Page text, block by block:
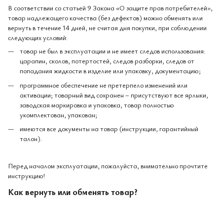
В соответствии со статьей 9 Закона «О защите прав потребителей»,
товар надлежащего качества (без дефектов) можно обменять или
вернуть в течение 14 дней, не считая дня покупки, при соблюдении
следующих условий:
товар не был в эксплуатации и не имеет следов использования:
царапин, сколов, потертостей, следов разборки, следов от
попадания жидкости в изделие или упаковку, документацию;
программное обеспечение не претерпело изменений или
активации; товарный вид сохранен – присутствуют все ярлыки,
заводская маркировка и упаковка, товар полностью
укомплектован, упакован;
имеются все документы на товар (инструкции, гарантийный
талон).
Перед началом эксплуатации, пожалуйста, внимательно прочтите
инструкцию!
Как вернуть или обменять товар?